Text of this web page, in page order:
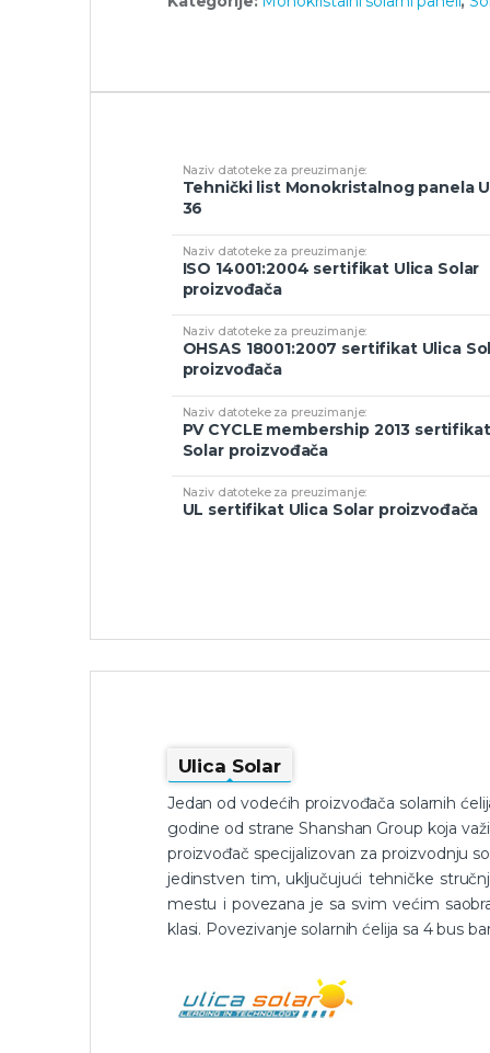
Tehnički list Monokristalnog panela
36
ISO 14001:2004 sertifikat Ulica Solar
proizvođača
OHSAS 18001:2007 sertifikat Ulica
proizvođača
PV CYCLE membership 2013
Solar proizvođača
UL sertifikat Ulica Solar proizvođača
Ulica Solar
Jedan od vodećih proizvođača solarnih
godine od strane Shanshan Group koja
proizvođač specijalizovan za proizvodnju
jedinstven tim, uključujući tehničke
mestu i povezana je sa svim većim
klasi. Povezivanje solarnih ćelija sa 4 bus